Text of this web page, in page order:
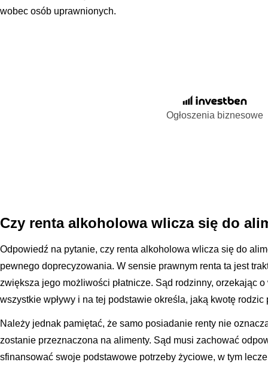
wobec osób uprawnionych.
Ogłoszenia biznesowe
Czy renta alkoholowa wlicza się do
Odpowiedź na pytanie, czy renta alkoholowa wlicza się do
pewnego doprecyzowania. W sensie prawnym renta ta jest
zwiększa jego możliwości płatnicze. Sąd rodzinny, orzekając
wszystkie wpływy i na tej podstawie określa, jaką kwotę
Należy jednak pamiętać, że samo posiadanie renty nie
zostanie przeznaczona na alimenty. Sąd musi zachować
sfinansować swoje podstawowe potrzeby życiowe, w tym